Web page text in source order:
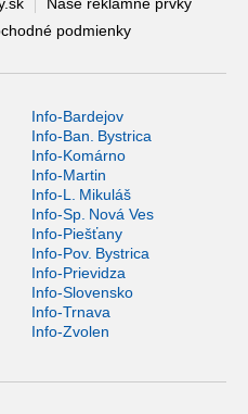
podmienky
Info-Bardejov
Info-Ban. Bystrica
Info-Komárno
Info-Martin
Info-L. Mikuláš
Info-Sp. Nová Ves
Info-Piešťany
Info-Pov. Bystrica
Info-Prievidza
Info-Slovensko
Info-Trnava
Info-Zvolen